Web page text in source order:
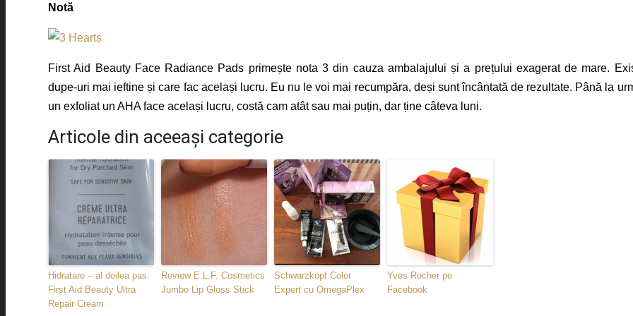
Notă
First Aid Beauty Face Radiance Pads primește nota 3 din cauza ambalajului și a prețului exagerat de mare.
dupe-uri mai ieftine și care fac același lucru. Eu nu le voi mai recumpăra, deși sunt încântată de rezultate. Până la
un exfoliat un AHA face același lucru, costă cam atât sau mai puțin, dar ține câteva luni.
Articole din aceeaşi categorie
Hidratare – al doilea pas:
First Aid Beauty Ultra
Repair Cream
Review E.L.F. Cosmetics
Jumbo Lip Gloss Stick
Schwarzkopf Color
Expert cu OmegaPlex
Yves Rocher pe
Facebook